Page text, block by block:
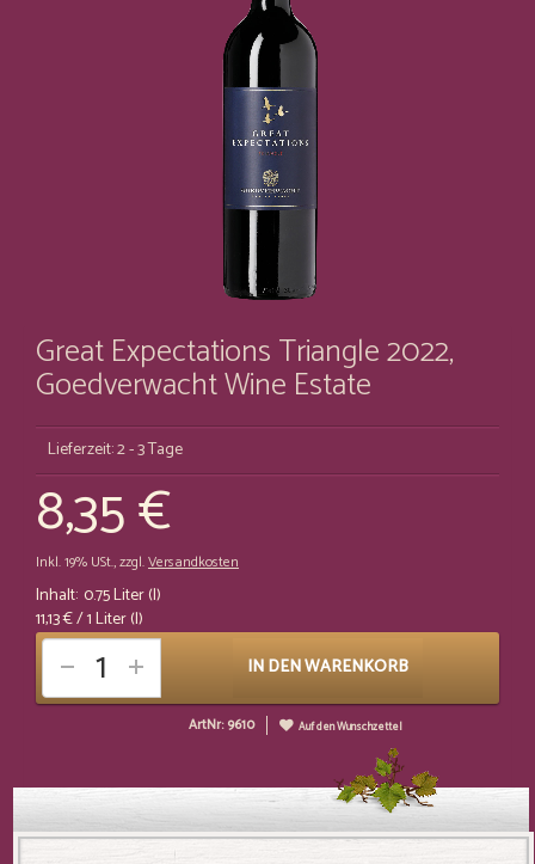
Great Expectations Triangle 2022,
Goedverwacht Wine Estate
Lieferzeit: 2 - 3 Tage
8,35 €
Inkl. 19% USt.,zzgl.Versandkosten
Inhalt: 0.75 Liter (l)
11,13 €/ 1 Liter (l)
IN DEN WARENKORB
ArtNr: 9610 Auf den Wunschzettel